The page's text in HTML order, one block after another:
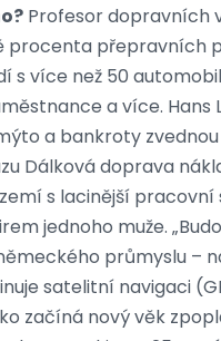
Profesor dopravních
procenta přepravních
více než 50
a více.
a bankroty
Dálková doprava
s lacinější
jednoho muže.
průmyslu –
satelitní navigaci
začíná nový věk